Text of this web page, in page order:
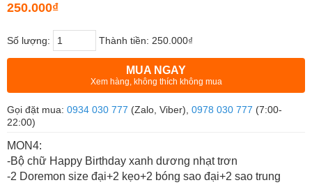
250.000₫
Số lượng: Thành tiền: 250.000₫
MUA NGAY
Xem hàng, không thích không mua
Gọi đặt mua: 0934 030 777 (Zalo, Viber), 0978 030 777 (7:00-
22:00)
MON4:
-Bộ chữ Happy Birthday xanh dương nhạt trơn
-2 Doremon size đại+2 kẹo+2 bóng sao đại+2 sao trung